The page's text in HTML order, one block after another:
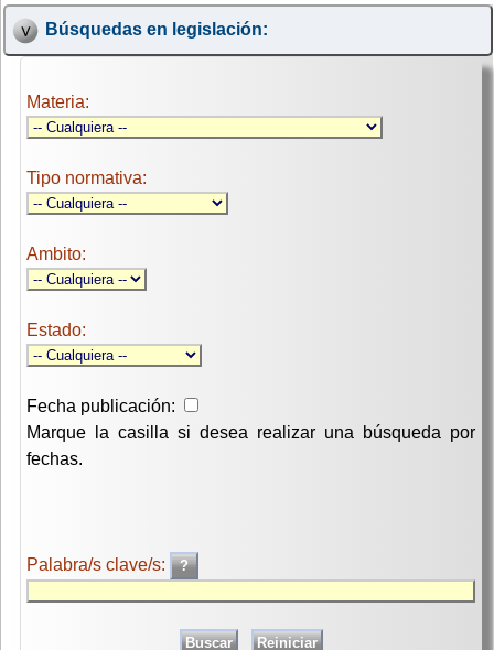
Búsquedas en legislación:
Materia:
Tipo normativa:
Ambito:
Estado:
Fecha publicación:
Marque la casilla si desea realizar una búsqueda por
fechas.
Palabra/s clave/s: